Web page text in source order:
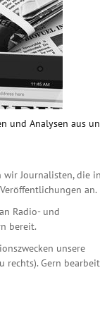
und Analysen aus
wir Journalisten, die in
an.
Radio- und
bereit.
unsere
rechts). Gern